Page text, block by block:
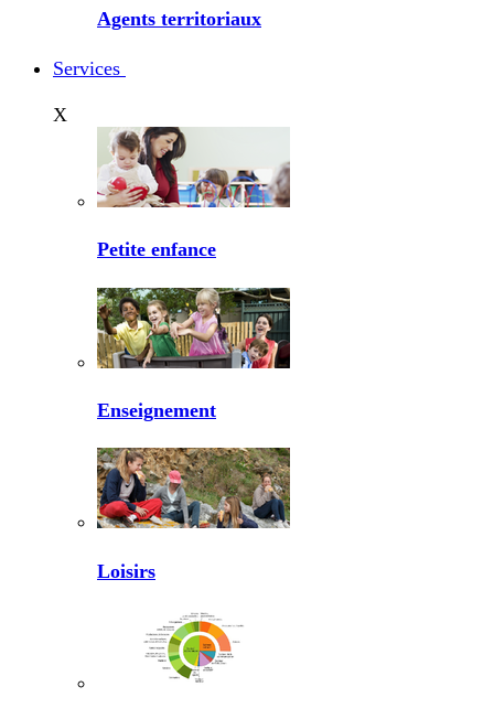
Agents territoriaux
Services
X
Petite enfance
Enseignement
Loisirs